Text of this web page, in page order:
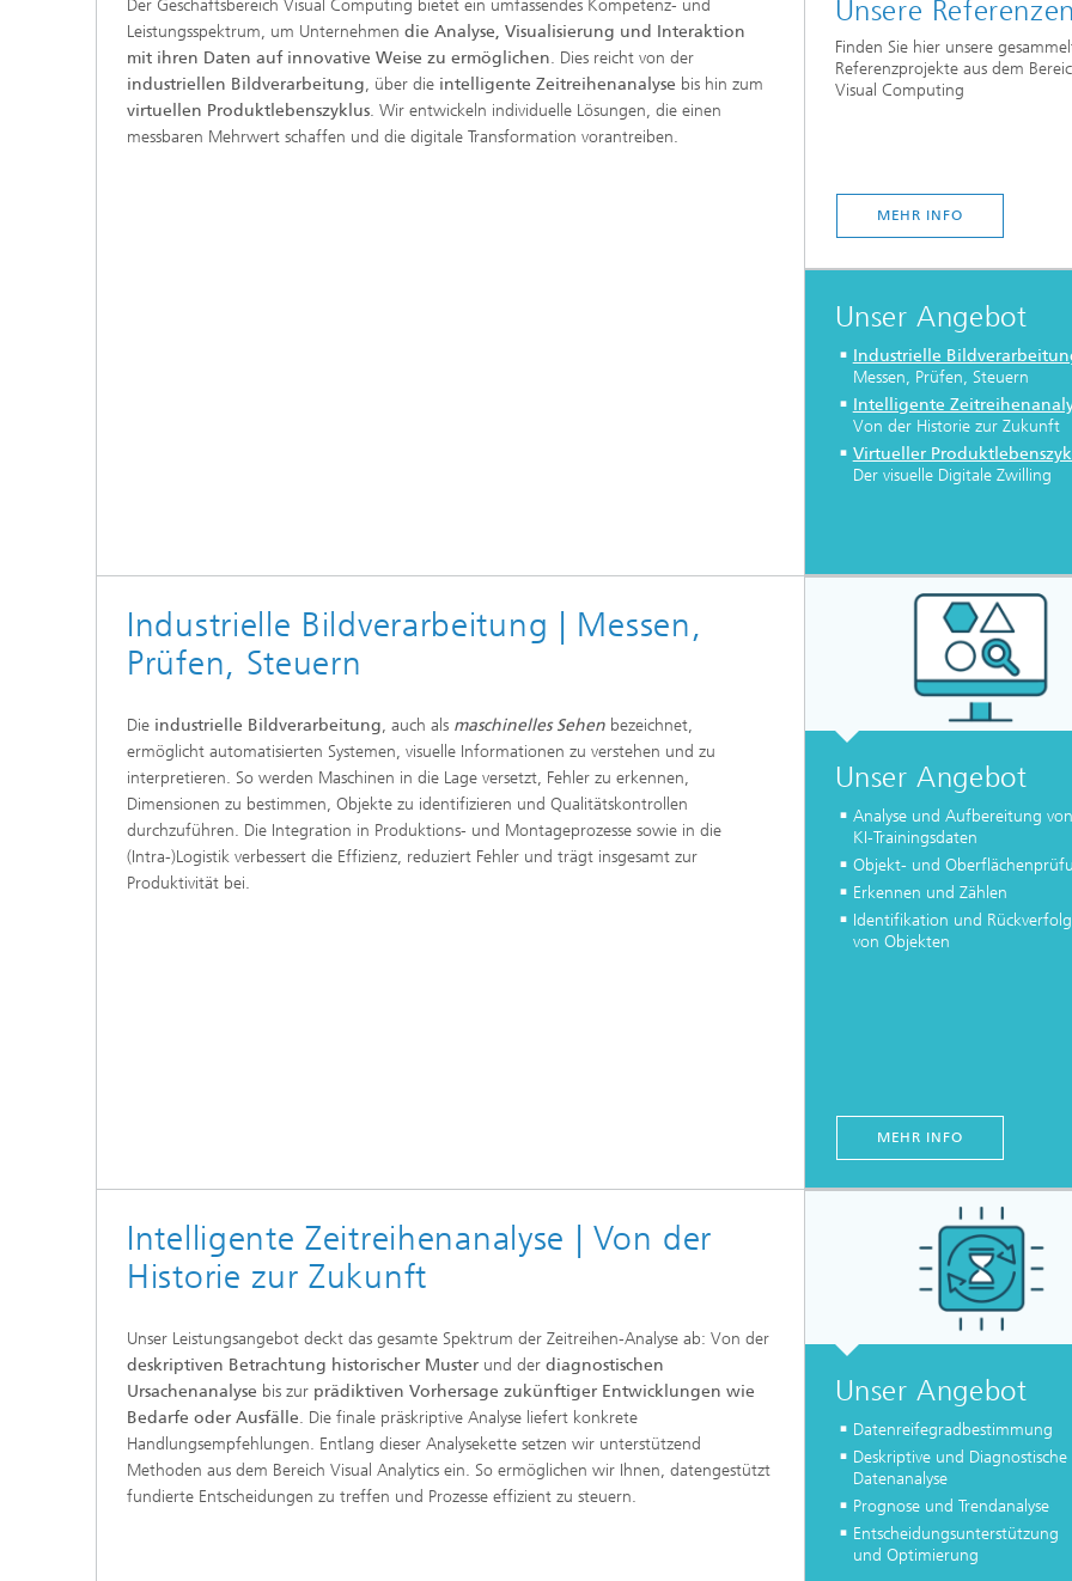
Der Geschäftsbereich Visual Computing bietet ein umfassendes Kompetenz- und
Leistungsspektrum, um Unternehmen die Analyse, Visualisierung und Interaktion
mit ihren Daten auf innovative Weise zu ermöglichen. Dies reicht von der
industriellen Bildverarbeitung, über die intelligente Zeitreihenanalyse bis hin zum
virtuellen Produktlebenszyklus. Wir entwickeln individuelle Lösungen, die einen
messbaren Mehrwert schaffen und die digitale Transformation vorantreiben.
Unsere Referenzen
Finden Sie hier unsere
Referenzprojekte aus dem
Visual Computing
MEHR INFO
Unser Angebot
Industrielle
Messen, Prüfen, Steuern
Intelligente
Von der Historie zur Zukunft
Virtueller
Der visuelle Digitale Zwilling
Industrielle Bildverarbeitung | Messen,
Prüfen, Steuern
Die industrielle Bildverarbeitung, auch als maschinelles Sehen bezeichnet,
ermöglicht automatisierten Systemen, visuelle Informationen zu verstehen und zu
interpretieren. So werden Maschinen in die Lage versetzt, Fehler zu erkennen,
Dimensionen zu bestimmen, Objekte zu identifizieren und Qualitätskontrollen
durchzuführen. Die Integration in Produktions- und Montageprozesse sowie in die
(Intra-)Logistik verbessert die Effizienz, reduziert Fehler und trägt insgesamt zur
Produktivität bei.
Unser Angebot
Analyse und Aufbereitung von
KI-Trainingsdaten
Objekt- und
Erkennen und Zählen
Identifikation und
von Objekten
MEHR INFO
Intelligente Zeitreihenanalyse | Von der
Historie zur Zukunft
Unser Leistungsangebot deckt das gesamte Spektrum der Zeitreihen-Analyse ab: Von der
deskriptiven Betrachtung historischer Muster und der diagnostischen
Ursachenanalyse bis zur prädiktiven Vorhersage zukünftiger Entwicklungen wie
Bedarfe oder Ausfälle. Die finale präskriptive Analyse liefert konkrete
Handlungsempfehlungen. Entlang dieser Analysekette setzen wir unterstützend
Methoden aus dem Bereich Visual Analytics ein. So ermöglichen wir Ihnen, datengestützt
fundierte Entscheidungen zu treffen und Prozesse effizient zu steuern.
Unser Angebot
Datenreifegradbestimmung
Deskriptive und Diagnostische
Datenanalyse
Prognose und Trendanalyse
Entscheidungsunterstützung
und Optimierung